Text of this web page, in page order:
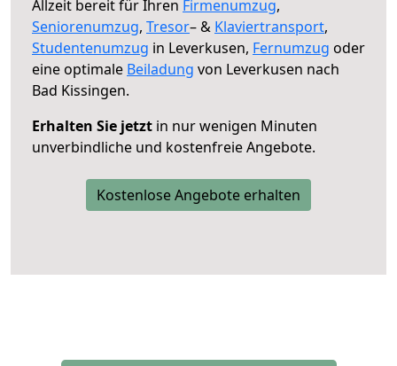
Allzeit bereit für Ihren Firmenumzug,
Seniorenumzug, Tresor– & Klaviertransport,
Studentenumzug in Leverkusen, Fernumzug oder
eine optimale Beiladung von Leverkusen nach
Bad Kissingen.
Erhalten Sie jetzt in nur wenigen Minuten
unverbindliche und kostenfreie Angebote.
Kostenlose Angebote erhalten